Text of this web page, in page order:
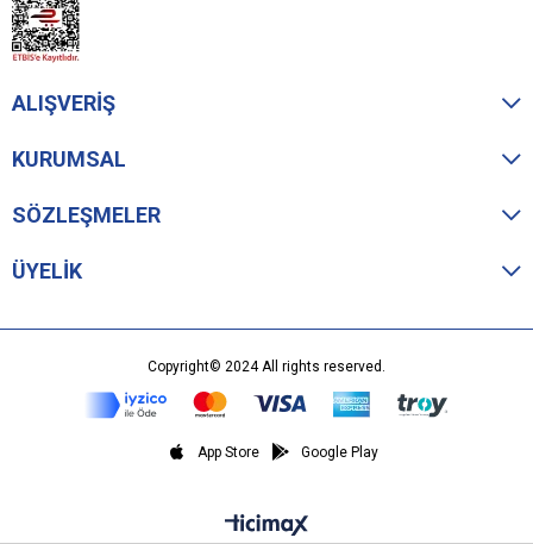
ALIŞVERİŞ
KURUMSAL
SÖZLEŞMELER
ÜYELİK
Copyright© 2024 All rights reserved.
App Store Google Play